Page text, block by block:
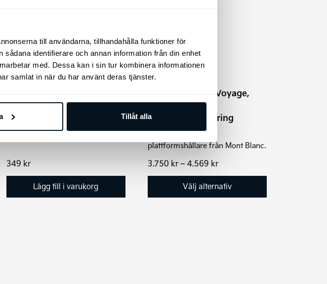
till användarna, tillhandahålla funktioner för
identifierare och annan information från din enhet
med. Dessa kan i sin tur kombinera informationen
samlat in när du har använt deras tjänster.
Tillåt alla
Kia Original Lackstift
Enkelt att använda med pensel i
en med färg och en med klarlack.
349 kr
Lägg till i varukorg
Mont Blanc TowVoyage,
Cykelhållare för
dragkroksmontering
Enkel och smidig
plattformshållare från Mont Blanc.
3.750 kr– 4.569 krPrisintervall:
till
4.569 kr
Välj alternativ
De
olika
alternativen
kan
produktsidan